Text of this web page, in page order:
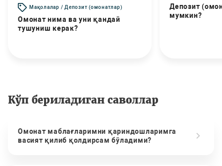
Мақолалар / Депозит (омонатлар)
Омонат нима ва уни қандай
тушуниш керак?
Депозит
мумкин?
Кўп бериладиган саволлар
Омонат маблағларимни қариндошларимга
васият қилиб қолдирсам бўладими?